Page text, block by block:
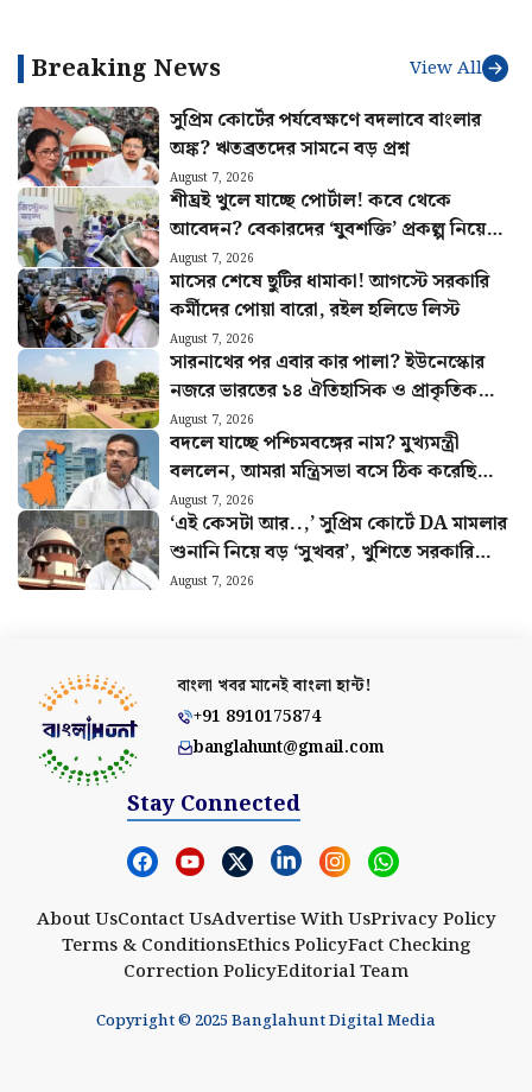
Breaking News View All
সুপ্রিম কোর্টের পর্যবেক্ষণে বদলাবে বাংলার
অঙ্ক? ঋতব্রতদের সামনে বড় প্রশ্ন
August 7, 2026
শীঘ্রই খুলে যাচ্ছে পোর্টাল! কবে থেকে
আবেদন? বেকারদের ‘যুবশক্তি’ প্রকল্প নিয়ে
নয়া আপডেট
August 7, 2026
মাসের শেষে ছুটির ধামাকা! আগস্টে সরকারি
কর্মীদের পোয়া বারো, রইল হলিডে লিস্ট
August 7, 2026
সারনাথের পর এবার কার পালা? ইউনেস্কোর
নজরে ভারতের ১৪ ঐতিহাসিক ও প্রাকৃতিক
সম্পদ
August 7, 2026
বদলে যাচ্ছে পশ্চিমবঙ্গের নাম? মুখ্যমন্ত্রী
বললেন, আমরা মন্ত্রিসভা বসে ঠিক করেছি…
August 7, 2026
‘এই কেসটা আর..,’ সুপ্রিম কোর্টে DA মামলার
শুনানি নিয়ে বড় ‘সুখবর’, খুশিতে সরকারি
কর্মীরা
August 7, 2026
বাংলা খবর মানেইবাংলা হান্ট!
+91 8910175874
banglahunt@gmail.com
Stay Connected
About UsContact UsAdvertise With UsPrivacy Policy
Terms & ConditionsEthics PolicyFact Checking
Correction PolicyEditorial Team
Copyright © 2025 Banglahunt Digital Media